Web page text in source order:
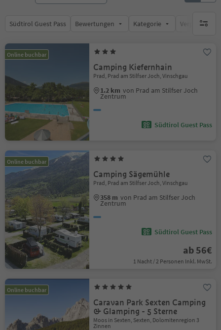
Südtirol Guest Pass Bewertungen Kategorie keine
Online buchbar
Camping Kiefernhain
Prad, Prad am Stilfser Joch, Vinschgau
1.2 km von Prad am Stilfser Joch
Zentrum
Südtirol Guest Pass
Online buchbar
Camping Sägemühle
Prad, Prad am Stilfser Joch, Vinschgau
358 m von Prad am Stilfser Joch
Zentrum
Südtirol Guest Pass
ab 56€
1 Nacht / 2 Personen Inkl. MwSt.
Online buchbar
Caravan Park Sexten Camping
& Glamping - 5 Sterne
Moos in Sexten, Sexten, Dolomitenregion 3
Zinnen